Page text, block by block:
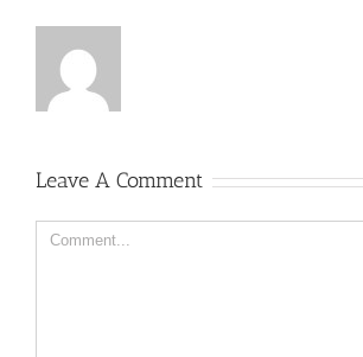
Leave A Comment
Comment